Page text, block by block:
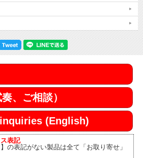
、ご相談）
(English)
表記
の表記がない製品は全て「お取り寄せ」